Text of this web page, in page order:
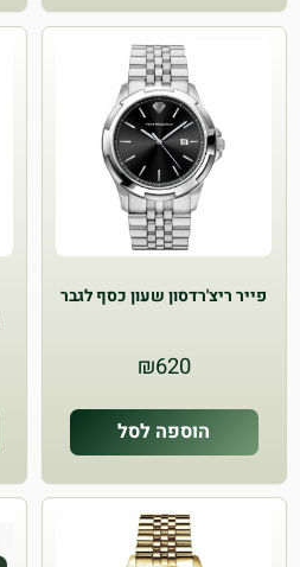
פייר ריצ'רדסון שעון כסף לגבר
₪620
הוספה לסל